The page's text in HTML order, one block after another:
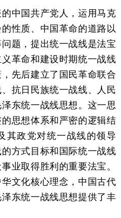
中国共产党人，运用马克
性质、中国革命的道路以
题，提出统一战线是法宝
革命和建设时期统一战线
先后建立了国民革命联合
抗日民族统一战线、人民
东统一战线思想。这一思
思想体系和严密的逻辑结
其政党对统一战线的领导
方式目标和国际统一战线
业取得胜利的重要法宝。
文化核心理念，中国古代
东统一战线思想提供了丰